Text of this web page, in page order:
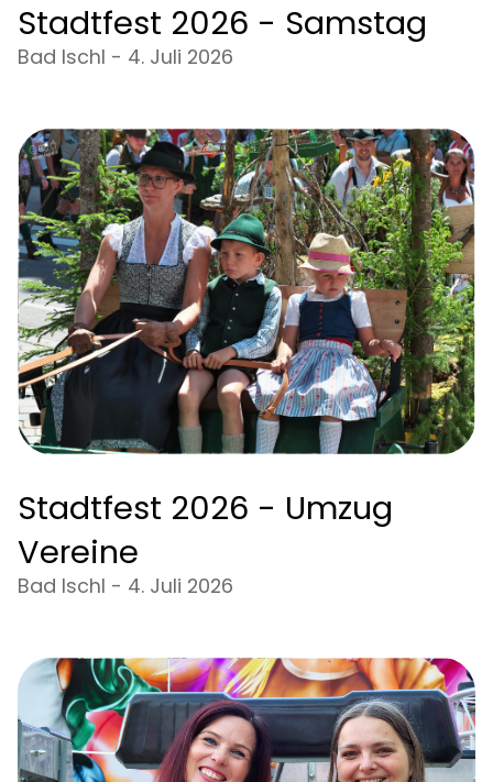
Stadtfest 2026 - Samstag
Bad Ischl - 4. Juli 2026
Stadtfest 2026 - Umzug
Vereine
Bad Ischl - 4. Juli 2026